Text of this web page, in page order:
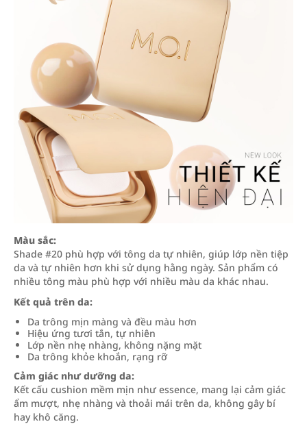
Màu sắc:
Shade #20 phù hợp với tông da tự nhiên, giúp lớp nền tiệp
da và tự nhiên hơn khi sử dụng hằng ngày. Sản phẩm có
nhiều tông màu phù hợp với nhiều màu da khác nhau.
Kết quả trên da:
Da trông mịn màng và đều màu hơn
Hiệu ứng tươi tắn, tự nhiên
Lớp nền nhẹ nhàng, không nặng mặt
Da trông khỏe khoắn, rạng rỡ
Cảm giác như dưỡng da:
Kết cấu cushion mềm mịn như essence, mang lại cảm giác
ẩm mượt, nhẹ nhàng và thoải mái trên da, không gây bí
hay khô căng.